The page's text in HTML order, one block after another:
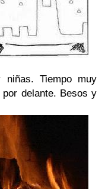
Tiempo muy
delante. Besos y